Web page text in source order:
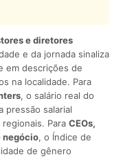
e diretores
e da jornada sinaliza
em descrições de
na localidade. Para
, o salário real do
pressão salarial
Para CEOs,
negócio, o Índice de
de gênero